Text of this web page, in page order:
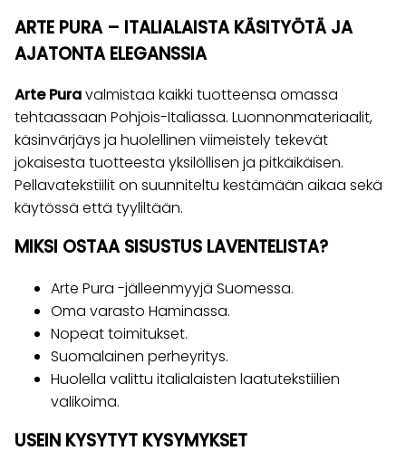
ARTE PURA – ITALIALAISTA KÄSITYÖTÄ JA
AJATONTA ELEGANSSIA
Arte Puravalmistaa kaikki tuotteensa omassa
tehtaassaan Pohjois-Italiassa. Luonnonmateriaalit,
käsinvärjäys ja huolellinen viimeistely tekevät
jokaisesta tuotteesta yksilöllisen ja pitkäikäisen.
Pellavatekstiilit on suunniteltu kestämään aikaa sekä
käytössä että tyyliltään.
MIKSI OSTAA SISUSTUS LAVENTELISTA?
Arte Pura -jälleenmyyjä Suomessa.
Oma varasto Haminassa.
Nopeat toimitukset.
Suomalainen perheyritys.
Huolella valittu italialaisten laatutekstiilien
valikoima.
USEIN KYSYTYT KYSYMYKSET